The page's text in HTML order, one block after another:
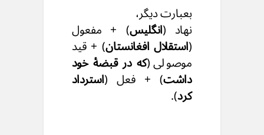
بعبارت دیگر،
نهاد (انگلیس) + مفعول
(استقلال افغانستان) + قید
موصولی (که در قبضهٔ خود
داشت) + فعل (استرداد
کرد).